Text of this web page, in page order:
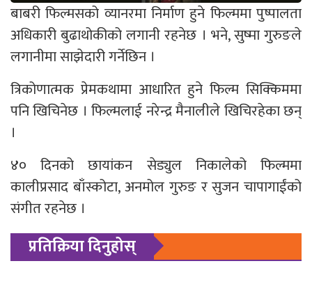
बाबरी फिल्मसको व्यानरमा निर्माण हुने फिल्ममा पुष्पालता
अधिकारी बुढाथोकीको लगानी रहनेछ । भने, सुष्मा गुरुङले
लगानीमा साझेदारी गर्नेछिन ।
त्रिकोणात्मक प्रेमकथामा आधारित हुने फिल्म सिक्किममा
पनि खिचिनेछ । फिल्मलाई नरेन्द्र मैनालीले खिचिरहेका छन्
।
४० दिनको छायांकन सेड्युल निकालेको फिल्ममा
कालीप्रसाद बाँस्कोटा, अनमोल गुरुङ र सुजन चापागाईंको
संगीत रहनेछ ।
प्रतिक्रिया दिनुहोस्